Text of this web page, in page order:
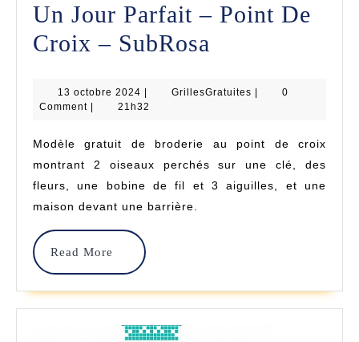
Un Jour Parfait – Point De
Croix – SubRosa
Parfait
Point
De
13 octobre 2024 13
octobre
GrillesGratuites GrillesGratuites
0
Comment
21h32
Modèle gratuit de broderie au point de croix
montrant 2 oiseaux perchés sur une clé, des
fleurs, une bobine de fil et 3 aiguilles, et une
maison devant une barrière.
Read More
Read
More